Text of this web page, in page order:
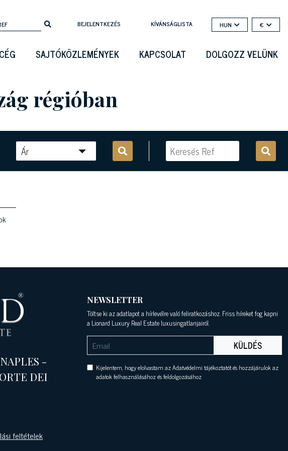
BEJELENTKEZÉS KÍVÁNSÁGLISTA HUN €
CÉG SAJTÓKÖZLEMÉNYEK KAPCSOLAT DOLGOZZ VELÜNK
régióban
Ár
NAPLES -
DEI
feltételek
NEWSLETTER
Töltse ki az adatlapot a hírlevélre való feliratkozáshoz. Friss híreket fog kapni
a Lionard Luxury Real Estate luxusingatlanjairól.
KÜLDÉS
Kijelentem, hogy elolvastam az Adatvédelmi tájékoztatót és hozzájárulok az
adatok felhasználásához és feldolgozásához